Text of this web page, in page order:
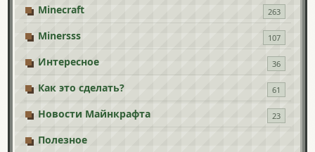
Minecraft 263
Minersss 107
Интересное 36
Как это сделать? 61
Новости Майнкрафта 23
Полезное